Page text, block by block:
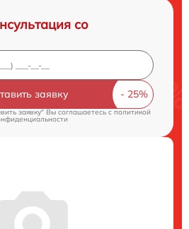
со
заявку
заявку" Вы соглашаетесь c политикой